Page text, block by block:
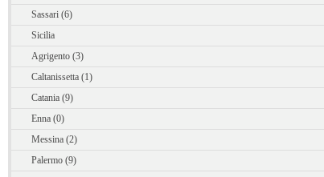
Sassari (6)
Sicilia
Agrigento (3)
Caltanissetta (1)
Catania (9)
Enna (0)
Messina (2)
Palermo (9)